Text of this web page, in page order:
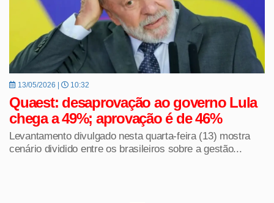
13/05/2026 | 10:32
Quaest: desaprovação ao governo Lula
chega a 49%; aprovação é de 46%
Levantamento divulgado nesta quarta-feira (13) mostra
cenário dividido entre os brasileiros sobre a gestão...